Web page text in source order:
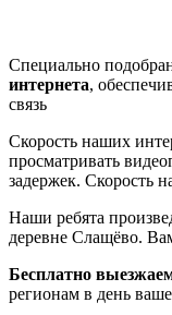
Специально
интернета,
связь
Скорость наших
просматривать
задержек. Скорость
Наши ребята
деревне Слащёво.
Бесплатно
регионам в день